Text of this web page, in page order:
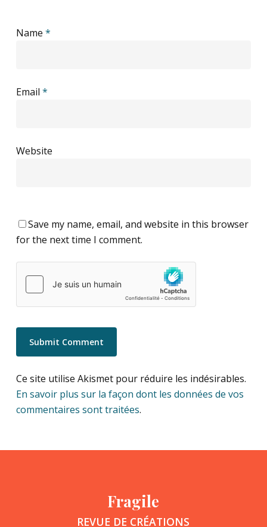
Name *
Email *
Website
Save my name, email, and website in this browser
for the next time I comment.
Ce site utilise Akismet pour réduire les indésirables.
En savoir plus sur la façon dont les données de vos
commentaires sont traitées.
Fragile
REVUE DE CRÉATIONS